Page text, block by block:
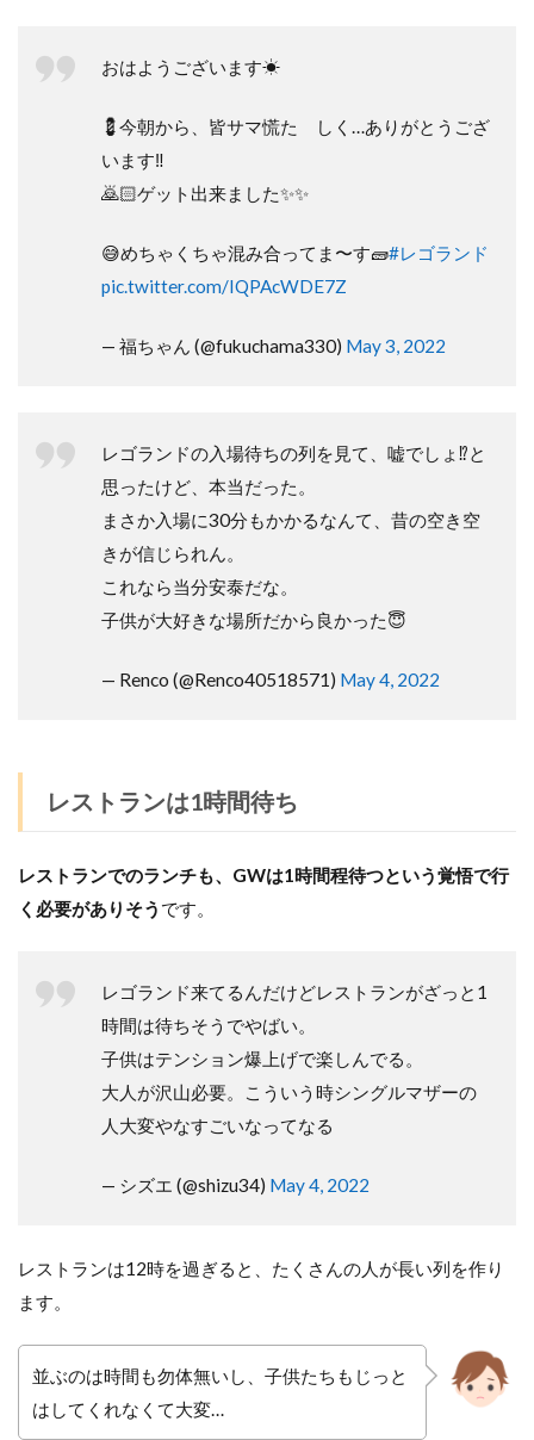
おはようございます☀
💈今朝から、皆サマ慌たゞしく…ありがとうござ
います‼️
🙇🏻ゲット出来ました✨✨
😅めちゃくちゃ混み合ってま〜す🧱#レゴランド
pic.twitter.com/IQPAcWDE7Z
— 福ちゃん (@fukuchama330) May 3, 2022
レゴランドの入場待ちの列を見て、嘘でしょ⁉︎と
思ったけど、本当だった。
まさか入場に30分もかかるなんて、昔の空き空
きが信じられん。
これなら当分安泰だな。
子供が大好きな場所だから良かった😇
— Renco (@Renco40518571) May 4, 2022
レストランは1時間待ち
レストランでのランチも、GWは1時間程待つという覚悟で行
く必要がありそう です。
レゴランド来てるんだけどレストランがざっと1
時間は待ちそうでやばい。
子供はテンション爆上げで楽しんでる。
大人が沢山必要。こういう時シングルマザーの
人大変やなすごいなってなる
— シズエ (@shizu34) May 4, 2022
レストランは12時を過ぎると、たくさんの人が長い列を作り
ます。
並ぶのは時間も勿体無いし、子供たちもじっと
はしてくれなくて大変…